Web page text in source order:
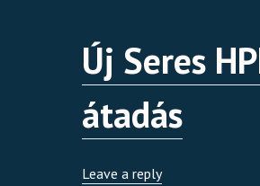
Új Seres
átadás
Leave a reply